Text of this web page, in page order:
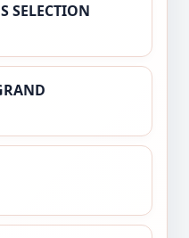
SELECTION